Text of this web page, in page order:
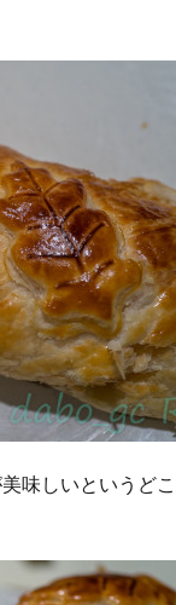
味しいというど